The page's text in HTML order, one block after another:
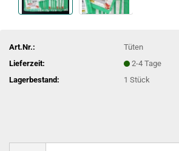
Art.Nr.:
Tüten
Lieferzeit:
2-4 Tage
Lagerbestand:
1Stück